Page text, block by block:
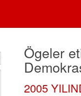
Ögeler
2005